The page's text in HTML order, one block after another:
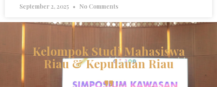
September 2, 2025 No Comments
Kelompok Studi Mahasiswa
Riau & Kepulauan Riau